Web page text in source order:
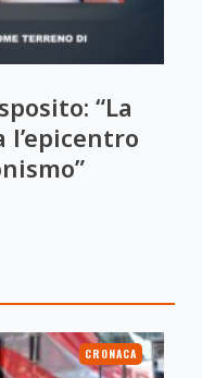
“La
l’epicentro
CRONACA